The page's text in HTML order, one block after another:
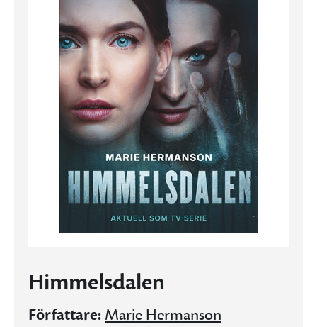
Himmelsdalen
Författare: Marie Hermanson